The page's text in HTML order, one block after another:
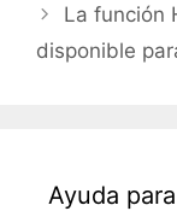
La función
disponible
Ayuda